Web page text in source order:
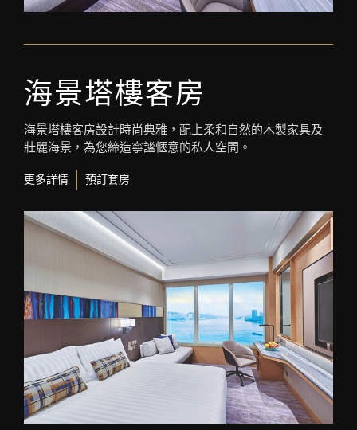
海景塔樓客房
海景塔樓客房設計時尚典雅，配上柔和自然的木製家具及
壯麗海景，為您締造寧謐愜意的私人空間。
更多詳情 預訂套房